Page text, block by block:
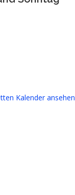
Kalender ansehen